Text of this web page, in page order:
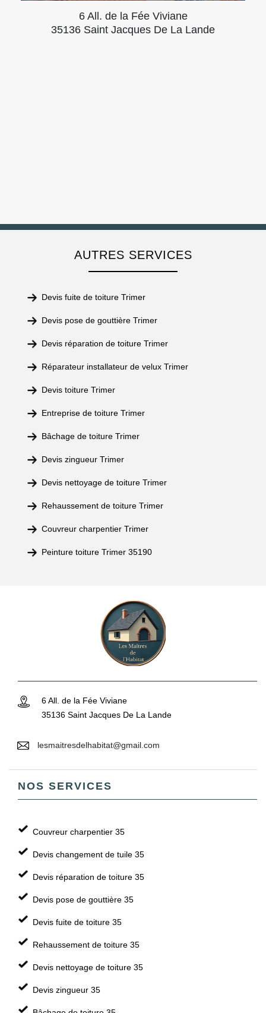
6 All. de la Fée Viviane
35136 Saint Jacques De La Lande
AUTRES SERVICES
Devis fuite de toiture Trimer
Devis pose de gouttière Trimer
Devis réparation de toiture Trimer
Réparateur installateur de velux Trimer
Devis toiture Trimer
Entreprise de toiture Trimer
Bâchage de toiture Trimer
Devis zingueur Trimer
Devis nettoyage de toiture Trimer
Rehaussement de toiture Trimer
Couvreur charpentier Trimer
Peinture toiture Trimer 35190
6 All. de la Fée Viviane
35136 Saint Jacques De La Lande
lesmaitresdelhabitat@gmail.com
NOS SERVICES
Couvreur charpentier 35
Devis changement de tuile 35
Devis réparation de toiture 35
Devis pose de gouttière 35
Devis fuite de toiture 35
Rehaussement de toiture 35
Devis nettoyage de toiture 35
Devis zingueur 35